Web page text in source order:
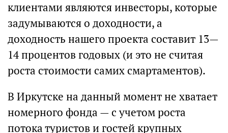
клиентами являются инвесторы, которые
задумываются о доходности, а
доходность нашего проекта составит 13—
14 процентов годовых (и это не считая
роста стоимости самих смартаментов).
В Иркутске на данный момент не хватает
номерного фонда — с учетом роста
потока туристов и гостей крупных